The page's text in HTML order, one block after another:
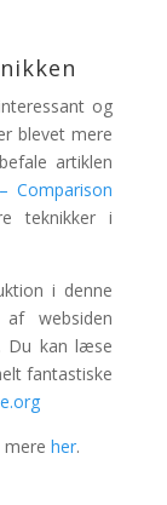
og
blevet mere
artiklen
Comparison
teknikker i
i denne
websiden
. Du kan læse
fantastiske
her.